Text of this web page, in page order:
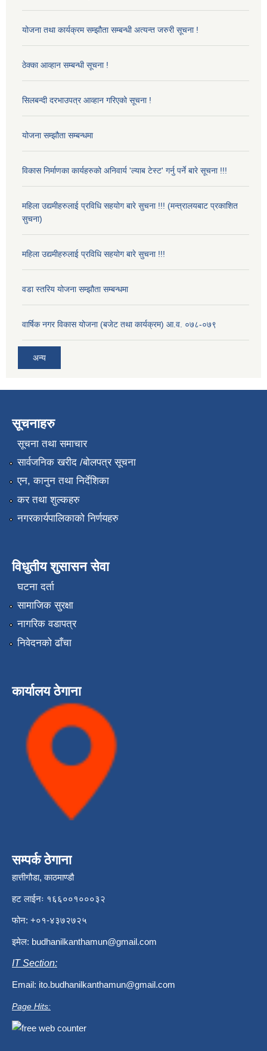
योजना तथा कार्यक्रम सम्झौता सम्बन्धी अत्यन्त जरुरी सूचना !
ठेक्का आव्हान सम्बन्धी सूचना !
सिलबन्दी दरभाउपत्र आव्हान गरिएको सूचना !
योजना सम्झौता सम्बन्धमा
विकास निर्माणका कार्यहरुको अनिवार्य 'ल्याब टेस्ट' गर्नु पर्ने बारे सूचना !!!
महिला उद्यमीहरुलाई प्रविधि सहयोग बारे सुचना !!! (मन्त्रालयबाट प्रकाशित
सुचना)
महिला उद्यमीहरुलाई प्रविधि सहयोग बारे सुचना !!!
वडा स्तरिय योजना सम्झौता सम्बन्धमा
वार्षिक नगर विकास योजना (बजेट तथा कार्यक्रम) आ.व. ०७८-०७९
अन्य
सूचनाहरु
सूचना तथा समाचार
सार्वजनिक खरीद /बोलपत्र सूचना
एन, कानुन तथा निर्देशिका
कर तथा शुल्कहरु
नगरकार्यपालिकाको निर्णयहरु
विधुतीय शुसासन सेवा
घटना दर्ता
सामाजिक सुरक्षा
नागरिक वडापत्र
निवेदनको ढाँचा
कार्यालय ठेगाना
सम्पर्क ठेगाना
हात्तीगौडा, काठमाण्डौ
हट लाईनः १६६००१०००३२
फोन: +०१-४३७२७२५
इमेल: budhanilkanthamun@gmail.com
IT Section:
Email: ito.budhanilkanthamun@gmail.com
Page Hits: